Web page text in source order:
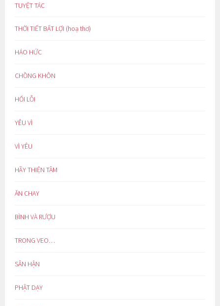
TUYỆT TÁC
THỜI TIẾT BẤT LỢI (hoạ thơ)
HÁO HỨC
CHỒNG KHÔN
HỐI LỖI
YÊU VÌ
VÌ YÊU
HÃY THIỆN TÂM
ĂN CHAY
BÌNH VÀ RƯỢU
TRONG VEO…
SÂN HẬN
PHẬT DẠY